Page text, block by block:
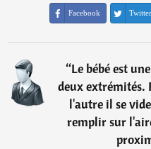
Facebook Twitter
“Le bébé est
deux extrémités.
l'autre il se
remplir sur